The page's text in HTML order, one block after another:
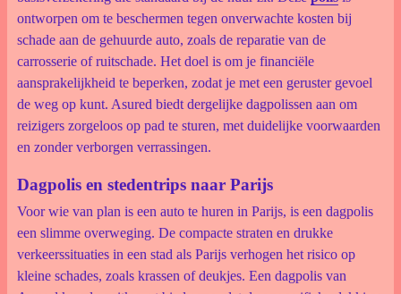
ontworpen om te beschermen tegen onverwachte kosten bij
schade aan de gehuurde auto, zoals de reparatie van de
carrosserie of ruitschade. Het doel is om je financiële
aansprakelijkheid te beperken, zodat je met een geruster gevoel
de weg op kunt. Asured biedt dergelijke dagpolissen aan om
reizigers zorgeloos op pad te sturen, met duidelijke voorwaarden
en zonder verborgen verrassingen.
Dagpolis en stedentrips naar Parijs
Voor wie van plan is een auto te huren in Parijs, is een dagpolis
een slimme overweging. De compacte straten en drukke
verkeerssituaties in een stad als Parijs verhogen het risico op
kleine schades, zoals krassen of deukjes. Een dagpolis van